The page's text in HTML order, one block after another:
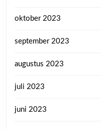
oktober 2023
september 2023
augustus 2023
juli 2023
juni 2023